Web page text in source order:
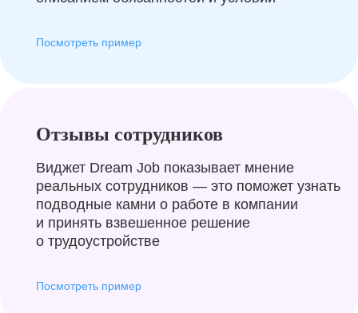
Посмотреть пример
Отзывы сотрудников
Виджет Dream Job показывает мнение
реальных сотрудников — это поможет узнать
подводные камни о работе в компании
и принять взвешенное решение
о трудоустройстве
Посмотреть пример